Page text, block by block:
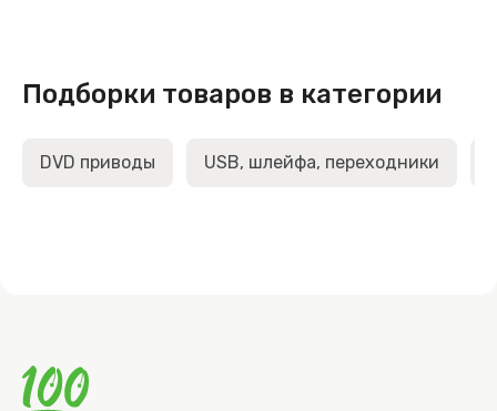
Подборки товаров в категории
DVD приводы USB, шлейфа, переходники